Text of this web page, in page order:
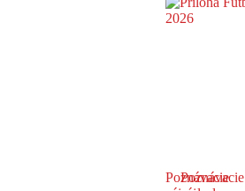
Poznávacie
Poznávacie